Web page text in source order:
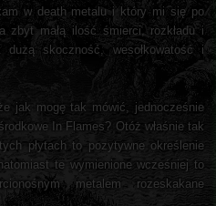
w death metalu i który mi się po
zbyt małą ilość śmierci, rozkładu i
skoczność, wesołkowatość i
jak mogę tak mówić, jednocześnie
In Flames? Otóż właśnie tak
płytach to pozytywne określenie
te wymienione wcześniej to
metalem rozeskakane